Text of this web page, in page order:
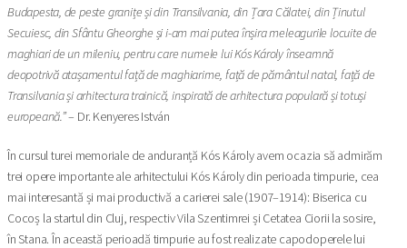
Budapesta, de peste granițe și din Transilvania, din Țara Călatei, din Ținutul
Secuiesc, din Sfântu Gheorghe și i-am mai putea înșira meleagurile locuite de
maghiari de un mileniu, pentru care numele lui Kós Károly înseamnă
deopotrivă atașamentul față de maghiarime, față de pământul natal, față de
Transilvania și arhitectura trainică, inspirată de arhitectura populară și totuși
europeană.”– Dr. Kenyeres István
În cursul turei memoriale de anduranță Kós Károly avem ocazia să admirăm
trei opere importante ale arhitectului Kós Károly din perioada timpurie, cea
mai interesantă și mai productivă a carierei sale (1907–1914): Biserica cu
Cocoș la startul din Cluj, respectiv Vila Szentimrei și Cetatea Ciorii la sosire,
în Stana. În această perioadă timpurie au fost realizate capodoperele lui